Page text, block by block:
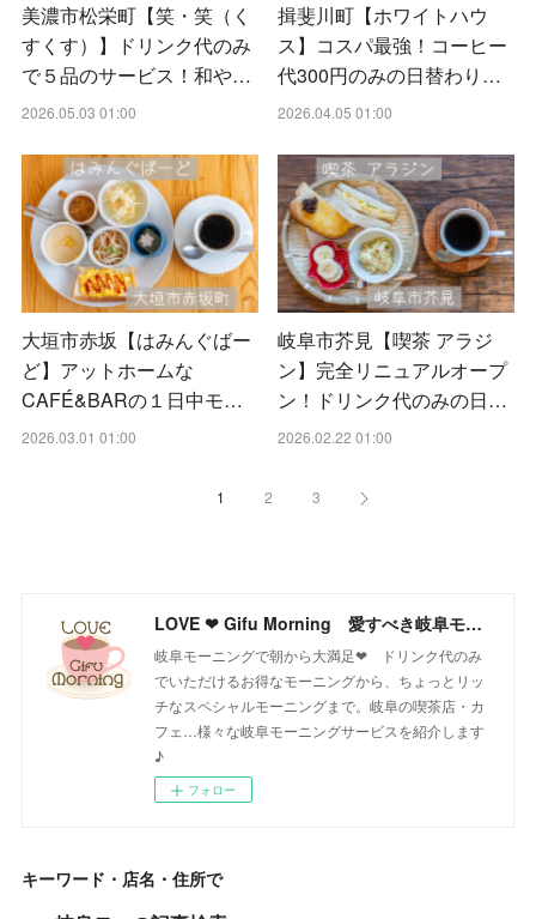
美濃市松栄町【笑・笑（く
すくす）】ドリンク代のみ
で５品のサービス！和や…
2026.05.03 01:00
揖斐川町【ホワイトハウ
ス】コスパ最強！コーヒー
代300円のみの日替わり…
2026.04.05 01:00
大垣市赤坂【はみんぐばー
ど】アットホームな
CAFÉ&BARの１日中モ…
2026.03.01 01:00
岐阜市芥見【喫茶 アラジ
ン】完全リニュアルオープ
ン！ドリンク代のみの日…
2026.02.22 01:00
1 2 3
LOVE ❤ Gifu Morning 愛すべき岐阜モーニング♪
岐阜モーニングで朝から大満足❤ ドリンク代のみ
でいただけるお得なモーニングから、ちょっとリッ
チなスペシャルモーニングまで。岐阜の喫茶店・カ
フェ…様々な岐阜モーニングサービスを紹介します
♪
フォロー
キーワード・店名・住所で